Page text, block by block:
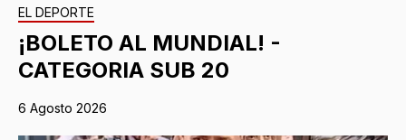
EL DEPORTE
¡BOLETO AL MUNDIAL! -
CATEGORIA SUB 20
6 Agosto 2026